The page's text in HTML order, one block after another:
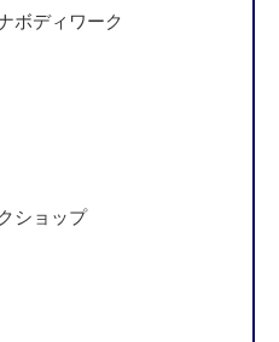
ボディワーク
ショップ